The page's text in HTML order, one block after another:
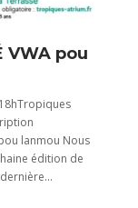
VWA pou
lanmou Nous
édition de